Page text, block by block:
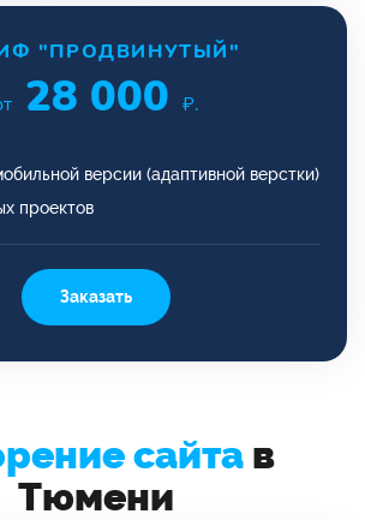
"ПРОДВИНУТЫЙ"
28 000 ₽.
версии (адаптивной верстки)
проектов
Заказать
сайта в
Тюмени